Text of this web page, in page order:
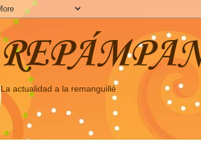
La actualidad a la remanguillé